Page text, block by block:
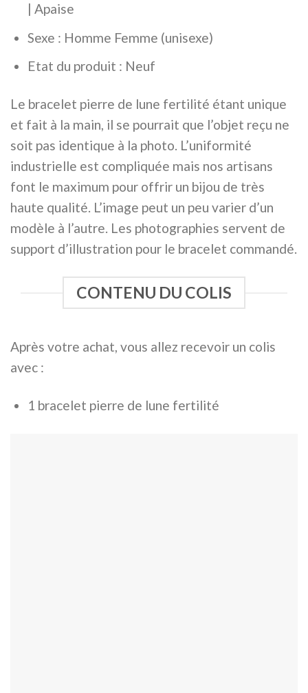
| Apaise
Sexe : Homme Femme (unisexe)
Etat du produit : Neuf
Le bracelet pierre de lune fertilité étant unique
et fait à la main, il se pourrait que l’objet reçu ne
soit pas identique à la photo. L’uniformité
industrielle est compliquée mais nos artisans
font le maximum pour offrir un bijou de très
haute qualité. L’image peut un peu varier d’un
modèle à l’autre. Les photographies servent de
support d’illustration pour le bracelet commandé.
CONTENU DU COLIS
Après votre achat, vous allez recevoir un colis
avec :
1 bracelet pierre de lune fertilité